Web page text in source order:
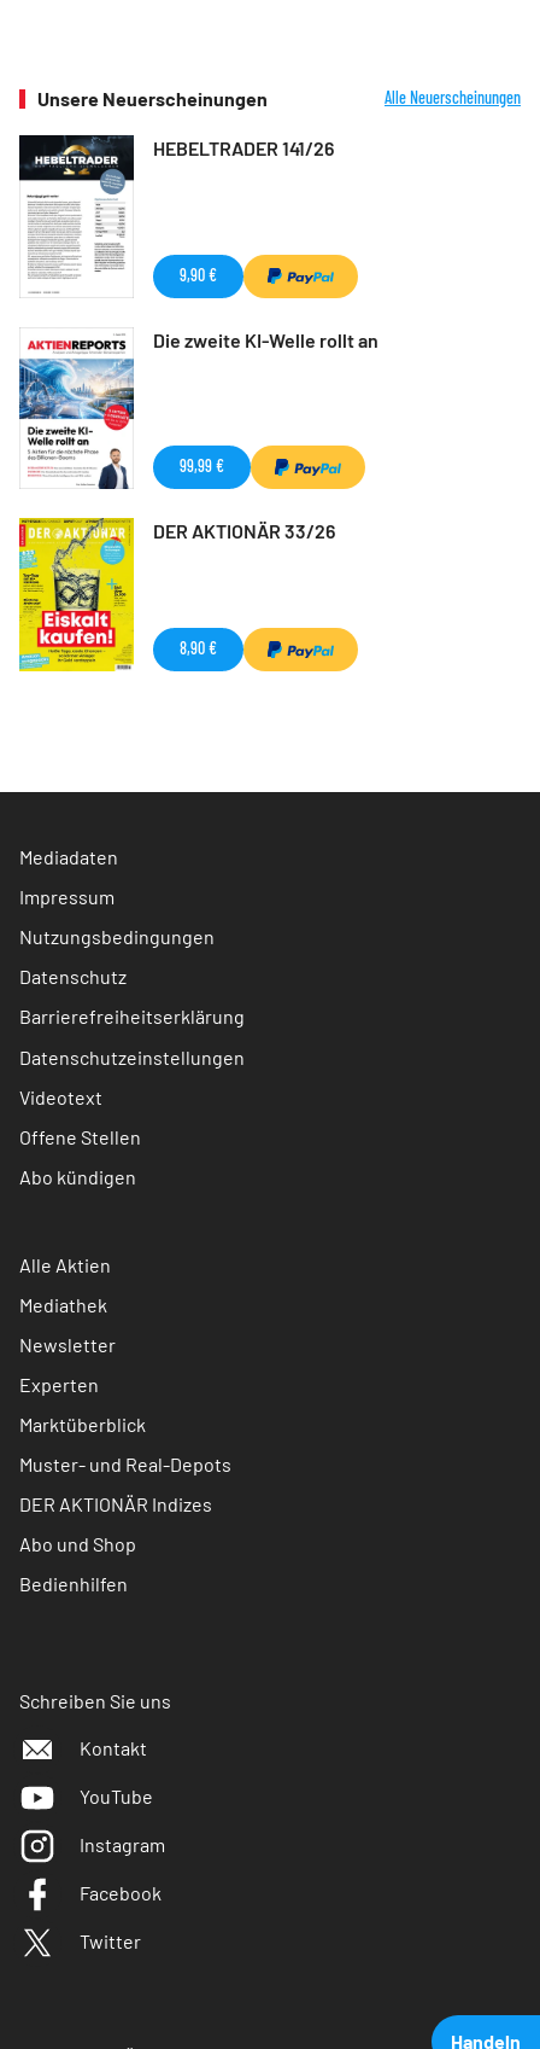
Handeln
Unsere Neuerscheinungen Alle Neuerscheinungen
HEBELTRADER 141/26
9,90 €
Die zweite KI-Welle rollt an
99,99 €
DER AKTIONÄR 33/26
8,90 €
Mediadaten
Impressum
Nutzungsbedingungen
Datenschutz
Barrierefreiheitserklärung
Datenschutzeinstellungen
Videotext
Offene Stellen
Abo kündigen
Alle Aktien
Mediathek
Newsletter
Experten
Marktüberblick
Muster- und Real-Depots
DER AKTIONÄR Indizes
Abo und Shop
Bedienhilfen
Schreiben Sie uns
Kontakt
YouTube
Instagram
Facebook
Twitter